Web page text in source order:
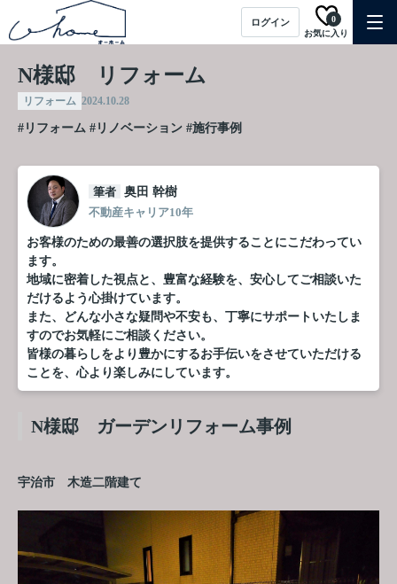
ログイン
お気に入り
0
N様邸 リフォーム
リフォーム 2024.10.28
#リフォーム #リノベーション #施行事例
筆者 奥田 幹樹
不動産キャリア10年
お客様のための最善の選択肢を提供することにこだわってい
ます。
地域に密着した視点と、豊富な経験を、安心してご相談いた
だけるよう心掛けています。
また、どんな小さな疑問や不安も、丁寧にサポートいたしま
すのでお気軽にご相談ください。
皆様の暮らしをより豊かにするお手伝いをさせていただける
ことを、心より楽しみにしています。
N様邸 ガーデンリフォーム事例
宇治市 木造二階建て